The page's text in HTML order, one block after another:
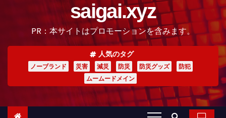
saigai.xyz
PR：本サイトはプロモーションを含みます。
人気のタグ
ノーブランド 災害 減災 防災 防災グッズ
防犯
ムームードメイン